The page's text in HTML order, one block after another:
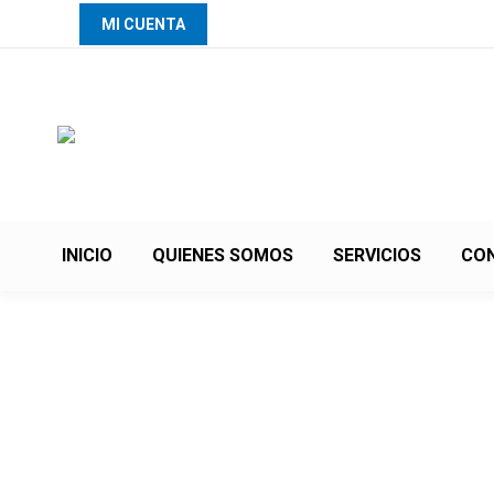
MI CUENTA
INICIO QUIENES SOMOS SERVICIOS